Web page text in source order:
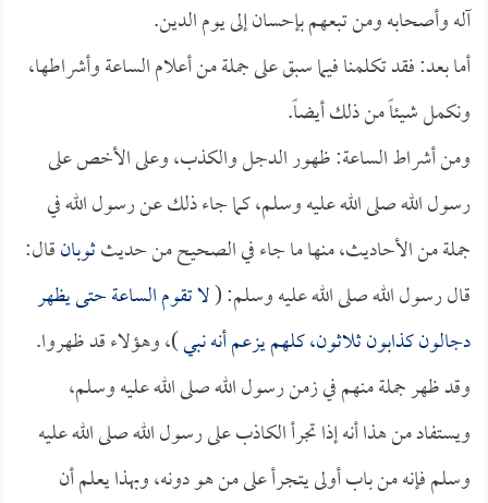
آله وأصحابه ومن تبعهم بإحسان إلى يوم الدين.
أما بعد: فقد تكلمنا فيما سبق على جملة من أعلام الساعة وأشراطها،
ونكمل شيئاً من ذلك أيضاً.
ومن أشراط الساعة: ظهور الدجل والكذب، وعلى الأخص على
رسول الله صلى الله عليه وسلم، كما جاء ذلك عن رسول الله في
جملة من الأحاديث، منها ما جاء في الصحيح من حديثثوبانقال:
قال رسول الله صلى الله عليه وسلم: (لا تقوم الساعة حتى يظهر
دجالون كذابون ثلاثون، كلهم يزعم أنه نبي)، وهؤلاء قد ظهروا.
وقد ظهر جملة منهم في زمن رسول الله صلى الله عليه وسلم،
ويستفاد من هذا أنه إذا تجرأ الكاذب على رسول الله صلى الله عليه
وسلم فإنه من باب أولى يتجرأ على من هو دونه، وبهذا يعلم أن